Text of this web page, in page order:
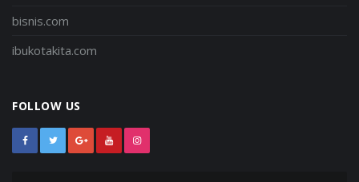
bisnis.com
ibukotakita.com
FOLLOW US